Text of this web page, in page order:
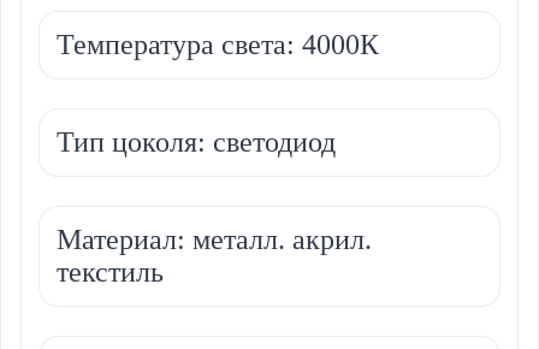
Температура света: 4000К
Тип цоколя: светодиод
Материал: металл. акрил.
текстиль